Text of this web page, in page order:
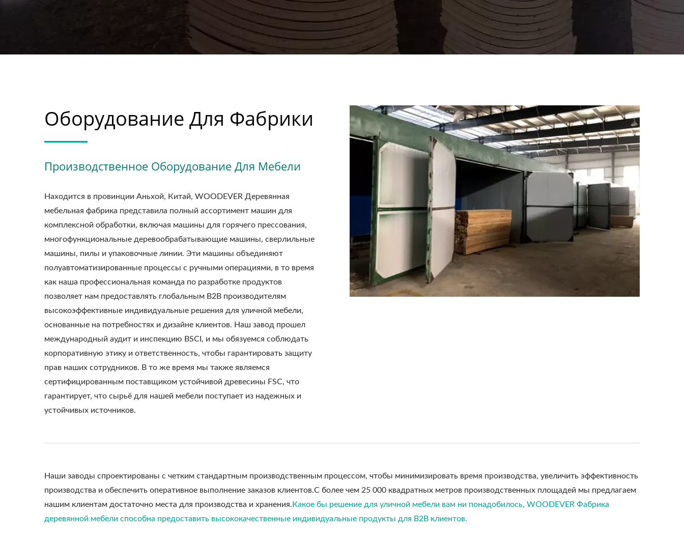
Оборудование Для Фабрики
Производственное Оборудование Для Мебели
Находится в провинции Аньхой, Китай, WOODEVER Деревянная
мебельная фабрика представила полный ассортимент машин для
комплексной обработки, включая машины для горячего прессования,
многофункциональные деревообрабатывающие машины, сверлильные
машины, пилы и упаковочные линии. Эти машины объединяют
полуавтоматизированные процессы с ручными операциями, в то время
как наша профессиональная команда по разработке продуктов
позволяет нам предоставлять глобальным B2B производителям
высокоэффективные индивидуальные решения для уличной мебели,
основанные на потребностях и дизайне клиентов. Наш завод прошел
международный аудит и инспекцию BSCI, и мы обязуемся соблюдать
корпоративную этику и ответственность, чтобы гарантировать защиту
прав наших сотрудников. В то же время мы также являемся
сертифицированным поставщиком устойчивой древесины FSC, что
гарантирует, что сырьё для нашей мебели поступает из надежных и
устойчивых источников.
Наши заводы спроектированы с четким стандартным производственным процессом, чтобы минимизировать время производства, увеличить эффективность
производства и обеспечить оперативное выполнение заказов клиентов.С более чем 25 000 квадратных метров производственных площадей мы предлагаем
нашим клиентам достаточно места для производства и хранения. Какое бы решение для уличной мебели вам ни понадобилось, WOODEVER Фабрика
деревянной мебели способна предоставить высококачественные индивидуальные продукты для B2B клиентов.